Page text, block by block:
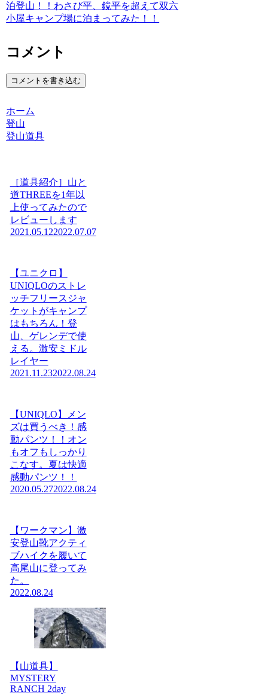
泊登山！！わさび平、鏡平を超えて双六
小屋キャンプ場に泊まってみた！！
コメント
コメントを書き込む
ホーム
登山
登山道具
［道具紹介］山と
道THREEを1年以
上使ってみたので
レビューします
2021.05.122022.07.07
【ユニクロ】
UNIQLOのストレ
ッチフリースジャ
ケットがキャンプ
はもちろん！登
山、ゲレンデで使
える。激安ミドル
レイヤー
2021.11.232022.08.24
【UNIQLO】メン
ズは買うべき！感
動パンツ！！オン
もオフもしっかり
こなす。夏は快適
感動パンツ！！
2020.05.272022.08.24
【ワークマン】激
安登山靴アクティ
ブハイクを履いて
高尾山に登ってみ
た。
2022.08.24
【山道具】
MYSTERY
RANCH 2day